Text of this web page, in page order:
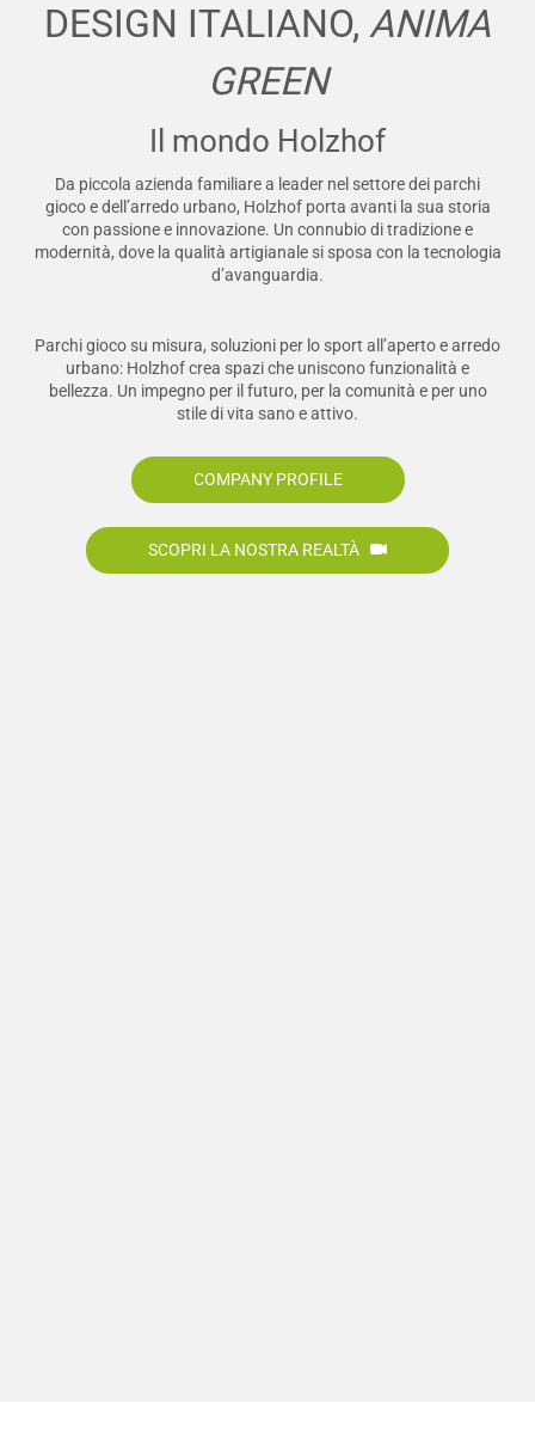
DESIGN ITALIANO, ANIMA
GREEN
Il mondo Holzhof
Da piccola azienda familiare a leader nel settore dei parchi
gioco e dell’arredo urbano, Holzhof porta avanti la sua storia
con passione e innovazione. Un connubio di tradizione e
modernità, dove la qualità artigianale si sposa con la tecnologia
d’avanguardia.
Parchi gioco su misura, soluzioni per lo sport all’aperto e arredo
urbano: Holzhof crea spazi che uniscono funzionalità e
bellezza. Un impegno per il futuro, per la comunità e per uno
stile di vita sano e attivo.
COMPANY PROFILE
SCOPRI LA NOSTRA REALTÀ